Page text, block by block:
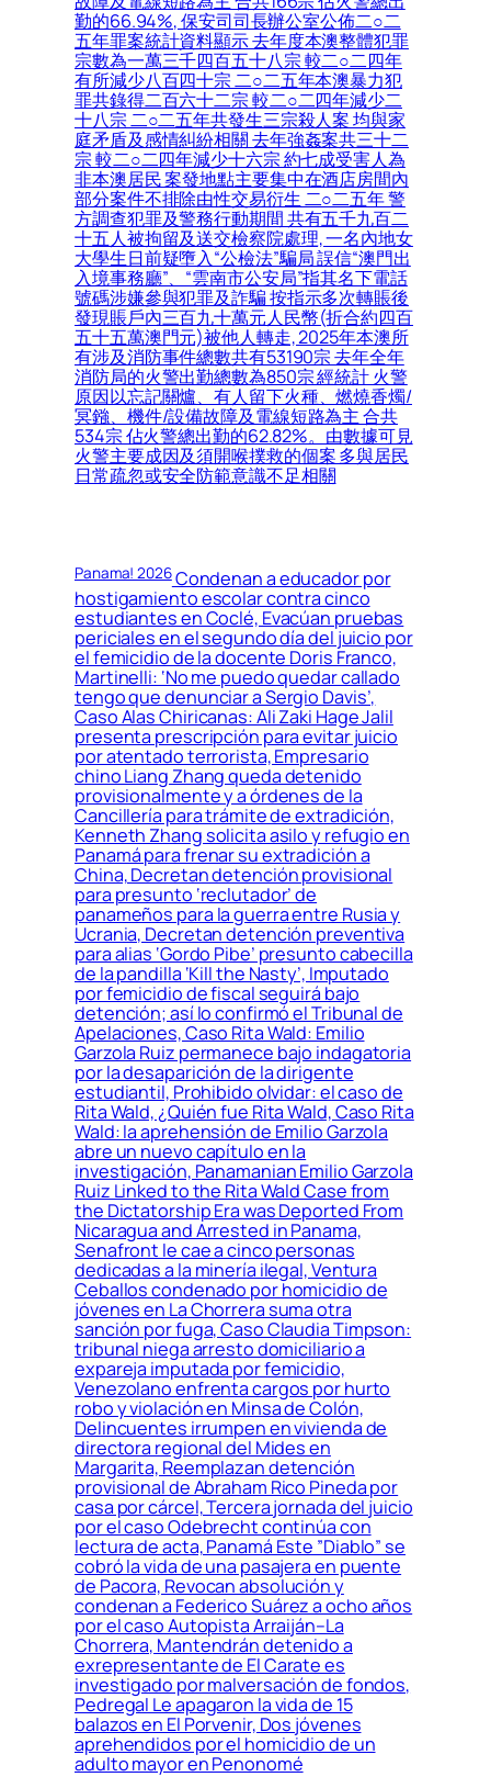
勤的66.94%, 保安司司長辦公室公佈二○二
五年罪案統計資料顯示 去年度本澳整體犯罪
宗數為一萬三千四百五十八宗 較二○二四年
有所減少八百四十宗 二○二五年本澳暴力犯
罪共錄得二百六十二宗 較二○二四年減少二
十八宗 二○二五年共發生三宗殺人案 均與家
庭矛盾及感情糾紛相關 去年強姦案共三十二
宗 較二○二四年減少十六宗 約七成受害人為
非本澳居民 案發地點主要集中在酒店房間內
部分案件不排除由性交易衍生 二○二五年 警
方調查犯罪及警務行動期間 共有五千九百二
十五人被拘留及送交檢察院處理, 一名內地女
大學生日前疑墮入“公檢法”騙局 誤信“澳門出
入境事務廳”、“雲南市公安局”指其名下電話
號碼涉嫌參與犯罪及詐騙 按指示多次轉賬後
發現賬戶內三百九十萬元人民幣(折合約四百
五十五萬澳門元)被他人轉走, 2025年本澳所
有涉及消防事件總數共有53190宗 去年全年
消防局的火警出勤總數為850宗 經統計 火警
原因以忘記關爐、有人留下火種、燃燒香燭/
冥鏹、機件/設備故障及電線短路為主 合共
534宗 佔火警總出勤的62.82%。由數據可見
火警主要成因及須開喉撲救的個案 多與居民
日常疏忽或安全防範意識不足相關
Panama! 2026Condenan a educador por
hostigamiento escolar contra cinco
estudiantes en Coclé, Evacúan pruebas
periciales en el segundo día del juicio por
el femicidio de la docente Doris Franco,
Martinelli: ‘No me puedo quedar callado
tengo que denunciar a Sergio Davis’,
Caso Alas Chiricanas: Ali Zaki Hage Jalil
presenta prescripción para evitar juicio
por atentado terrorista, Empresario
chino Liang Zhang queda detenido
provisionalmente y a órdenes de la
Cancillería para trámite de extradición,
Kenneth Zhang solicita asilo y refugio en
Panamá para frenar su extradición a
China, Decretan detención provisional
para presunto ‘reclutador’ de
panameños para la guerra entre Rusia y
Ucrania, Decretan detención preventiva
para alias ‘Gordo Pibe’ presunto cabecilla
de la pandilla ‘Kill the Nasty’, Imputado
por femicidio de fiscal seguirá bajo
detención; así lo confirmó el Tribunal de
Apelaciones, Caso Rita Wald: Emilio
Garzola Ruiz permanece bajo indagatoria
por la desaparición de la dirigente
estudiantil, Prohibido olvidar: el caso de
Rita Wald, ¿Quién fue Rita Wald, Caso Rita
Wald: la aprehensión de Emilio Garzola
abre un nuevo capítulo en la
investigación, Panamanian Emilio Garzola
Ruiz Linked to the Rita Wald Case from
the Dictatorship Era was Deported From
Nicaragua and Arrested in Panama,
Senafront le cae a cinco personas
dedicadas a la minería ilegal, Ventura
Ceballos condenado por homicidio de
jóvenes en La Chorrera suma otra
sanción por fuga, Caso Claudia Timpson:
tribunal niega arresto domiciliario a
expareja imputada por femicidio,
Venezolano enfrenta cargos por hurto
robo y violación en Minsa de Colón,
Delincuentes irrumpen en vivienda de
directora regional del Mides en
Margarita, Reemplazan detención
provisional de Abraham Rico Pineda por
casa por cárcel, Tercera jornada del juicio
por el caso Odebrecht continúa con
lectura de acta, Panamá Este ”Diablo” se
cobró la vida de una pasajera en puente
de Pacora, Revocan absolución y
condenan a Federico Suárez a ocho años
por el caso Autopista Arraiján–La
Chorrera, Mantendrán detenido a
exrepresentante de El Carate es
investigado por malversación de fondos,
Pedregal Le apagaron la vida de 15
balazos en El Porvenir, Dos jóvenes
aprehendidos por el homicidio de un
adulto mayor en Penonomé